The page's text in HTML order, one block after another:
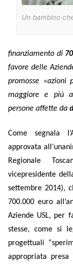
Un bambino
finanziamento di
favore delle
promosse «azioni
maggiore e più
persone affette da
Come segnala
approvata
Regionale
vicepresidente
settembre 2014),
700.000 euro
Aziende USL, per
stesse, come si
progettuali
appropriata